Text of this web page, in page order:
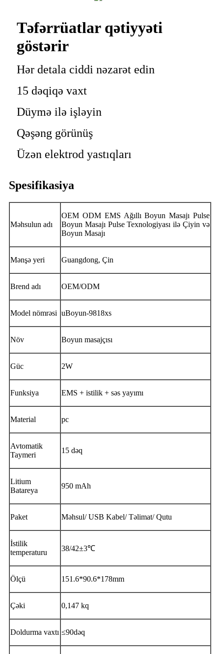
Təfərrüatlar qətiyyəti
göstərir
Hər detala ciddi nəzarət edin
15 dəqiqə vaxt
Düymə ilə işləyin
Qəşəng görünüş
Üzən elektrod yastıqları
Spesifikasiya
Məhsulun adı
OEM ODM EMS Ağıllı Boyun Masajı Pulse
Boyun Masajı Pulse Texnologiyası ilə Çiyin və
Boyun Masajı
Mənşə yeri Guangdong, Çin
Brend adı OEM/ODM
Model nömrəsi uBoyun-9818xs
Növ Boyun masajçısı
Güc 2W
Funksiya EMS + istilik + səs yayımı
Material pc
Avtomatik
Taymeri
15 dəq
Litium
Batareya
950 mAh
Paket Məhsul/ USB Kabel/ Təlimat/ Qutu
İstilik
temperaturu
38/42±3℃
Ölçü 151.6*90.6*178mm
Çəki 0,147 kq
Doldurma vaxtı ≤90dəq